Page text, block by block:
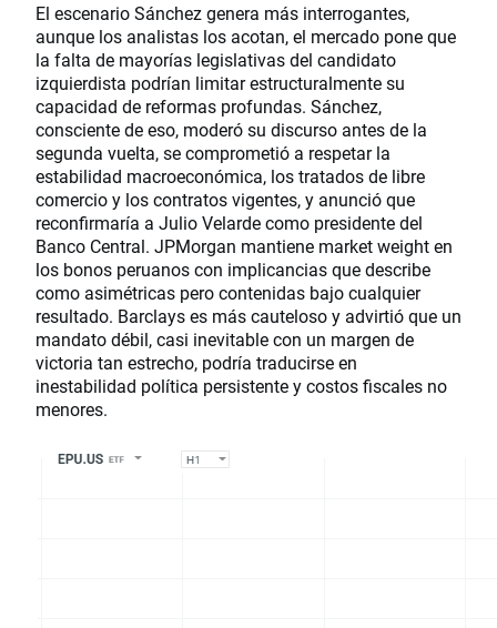
El escenario Sánchez genera más interrogantes,
aunque los analistas los acotan, el mercado pone que
la falta de mayorías legislativas del candidato
izquierdista podrían limitar estructuralmente su
capacidad de reformas profundas. Sánchez,
consciente de eso, moderó su discurso antes de la
segunda vuelta, se comprometió a respetar la
estabilidad macroeconómica, los tratados de libre
comercio y los contratos vigentes, y anunció que
reconfirmaría a Julio Velarde como presidente del
Banco Central. JPMorgan mantiene market weight en
los bonos peruanos con implicancias que describe
como asimétricas pero contenidas bajo cualquier
resultado. Barclays es más cauteloso y advirtió que un
mandato débil, casi inevitable con un margen de
victoria tan estrecho, podría traducirse en
inestabilidad política persistente y costos fiscales no
menores.